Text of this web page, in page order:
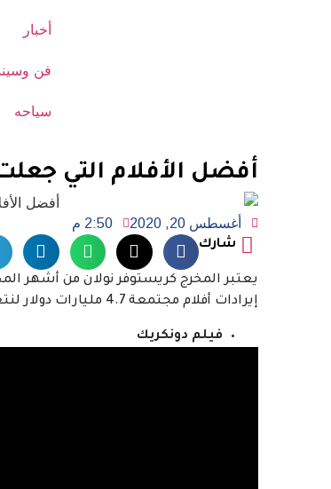
أخبار
فن
سياحه
أفضل الأفلام التي
أغسطس 20, 2020 2:50 م
شارك
يعتبر المخرج كريستوفر نولان من أشهر
إيرادات أفلام مجتمعة 4.7 مليارات دولار لنتعرف على أجمل أفلامه
فيلم دونكريك